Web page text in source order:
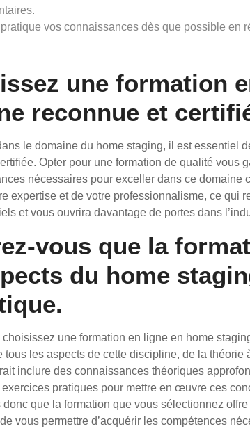
vos connaissances dès que possible en
une formation
reconnue et
le domaine du home staging, il est essentiel
Opter pour une formation de qualité vous
nécessaires pour exceller dans ce domaine
expertise et de votre professionnalisme, ce qui
et vous ouvrira davantage de portes dans
vous que la
du home
choisissez une formation en ligne en home
tous les aspects de cette discipline, de la théorie
inclure des connaissances théoriques
pratiques pour mettre en œuvre ces
que la formation que vous sélectionnez
vous permettre d’acquérir les compétences